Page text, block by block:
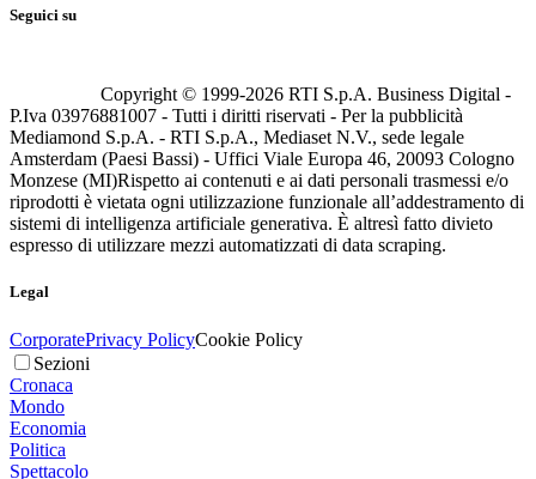
Seguici su
Copyright © 1999-2026 RTI S.p.A. Business Digital -
P.Iva 03976881007 - Tutti i diritti riservati - Per la pubblicità
Mediamond S.p.A. - RTI S.p.A., Mediaset N.V., sede legale
Amsterdam (Paesi Bassi) - Uffici Viale Europa 46, 20093 Cologno
Monzese (MI)Rispetto ai contenuti e ai dati personali trasmessi e/o
riprodotti è vietata ogni utilizzazione funzionale all’addestramento di
sistemi di intelligenza artificiale generativa. È altresì fatto divieto
espresso di utilizzare mezzi automatizzati di data scraping.
Legal
CorporatePrivacy PolicyCookie Policy
Sezioni
Cronaca
Mondo
Economia
Politica
Spettacolo